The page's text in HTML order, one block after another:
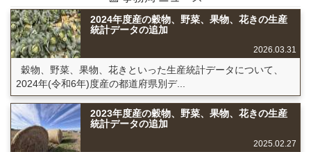
2024年度産の穀物、野菜、果物、花きの生産
統計データの追加
2026.03.31
穀物、野菜、果物、花きといった生産統計データについて、
2024年(令和6年)度産の都道府県別デ...
2023年度産の穀物、野菜、果物、花きの生産
統計データの追加
2025.02.27